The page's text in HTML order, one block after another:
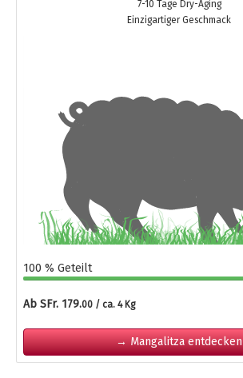
7-10 Tage Dry-Aging
Einzigartiger Geschmack
100 % Geteilt
Ab SFr. 179.00 / ca. 4 Kg
→ Mangalitza entdecken